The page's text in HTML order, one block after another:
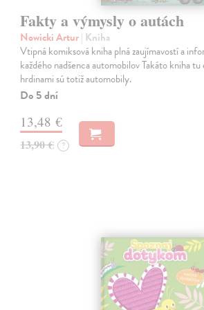
Fakty a výmysly o autách
Nowicki Artur| Kniha
Vtipná komiksová kniha plná zaujímavostí a
každého nadšenca automobilov Takáto kniha
hrdinami sú totiž automobily.
Do 5 dní
13,48 €
13,90 € ?